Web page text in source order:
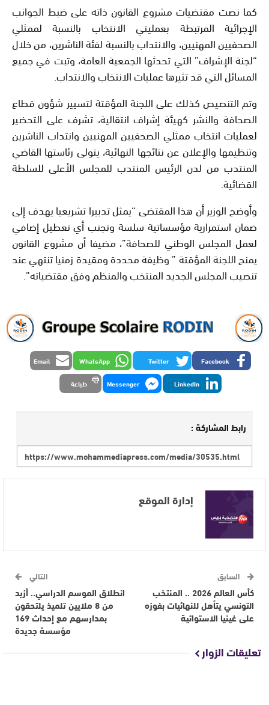
كما نصت مقتضيات مشروع القانون ذاته على ضبط الجوانب
الإجرائية المرتبطة بعمليتي الانتخاب بالنسبة لممثلي
الصحفيين المهنيين، والانتداب بالنسبة لفئة الناشرين، من خلال
“لجنة الإشراف” التي تحدثها الجمعية العامة، وتبت في جميع
المسائل التي قد تثيرها عمليات الانتخاب والانتداب.
وتم التنصيص كذلك على اللجنة المؤقتة لتسيير شؤون قطاع
الصحافة والنشر كهيئة إشراف انتقالية، تشرف على التحضير
لعمليات انتخاب ممثلي الصحفيين المهنيين وانتداب الناشرين
وتنظيمها والإعلان عن نتائجها النهائية، يتولى رئاستها القاضي
المنتدب من لدن الرئيس المنتدب للمجلس الأعلى للسلطة
القضائية.
وأوضح الوزير أن هذا المقتضى “يمثل تدبيرا تشريعيا يهدف إلى
ضمان استمرارية مؤسساتية سلسة وتجنب أي تعطيل إضافي
لعمل المجلس الوطني للصحافة”، مضيفا أن مشروع القانون
يمنح اللجنة المؤقتة ” وظيفة محددة ومقيدة زمنيا تنتهي عند
تنصيب المجلس الجديد المنتخب والمنظم وفق مقتضياته”.
Facebook
Twitter
WhatsApp
Email
LinkedIn
Messenger طباعة
رابط المشاركة :
إدارة الموقع
السابق
كأس العالم 2026 .. المنتخب
التونسي يتأهل للنهائيات بفوزه
على غينيا الاستوائية
التالي
انطلاق الموسم الدراسي.. أزيد
من 8 ملايين تلميذ يلتحقون
بمدارسهم مع إحداث 169
مؤسسة جديدة
تعليقات الزوار